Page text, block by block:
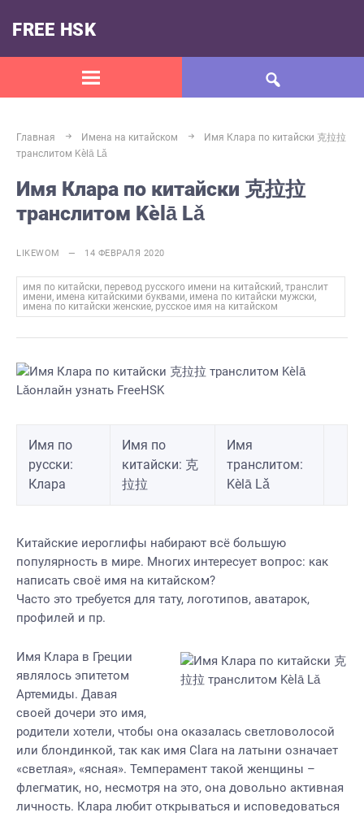
FREE HSK
Главная Имена на китайском
Имя Клара по китайски 克拉拉
транслитом Kèlā Lǎ
Имя Клара по китайски 克拉拉
транслитом Kèlā Lǎ
LIKEWOM — 14 ФЕВРАЛЯ 2020
имя по китайски, перевод русского имени на китайский, транслит
имени, имена китайскими буквами, имена по китайски мужски,
имена по китайски женские, русское имя на китайском
Имя по
русски:
Клара
Имя по
китайски: 克
拉拉
Имя
транслитом:
Kèlā Lǎ
Китайские иероглифы набирают всё большую
популярность в мире. Многих интересует вопрос: как
написать своё имя на китайском?
Часто это требуется для тату, логотипов, аватарок,
профилей и пр.
Имя Клара в Греции
являлось эпитетом
Артемиды. Давая
своей дочери это имя,
родители хотели, чтобы она оказалась светловолосой
или блондинкой, так как имя Clara на латыни означает
«светлая», «ясная». Темперамент такой женщины –
флегматик, но, несмотря на это, она довольно активная
личность. Клара любит открываться и исповедоваться